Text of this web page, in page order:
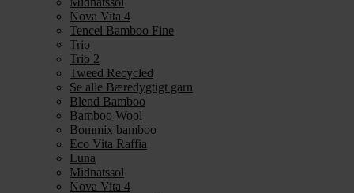
Nova Vita 4
Tencel Bamboo Fine
Trio
Trio 2
Tweed Recycled
Se alle Bæredygtigt garn
Blend Bamboo
Bamboo Wool
Bommix bamboo
Eco Vita Raffia
Luna
Midnatssol
Nova Vita 4